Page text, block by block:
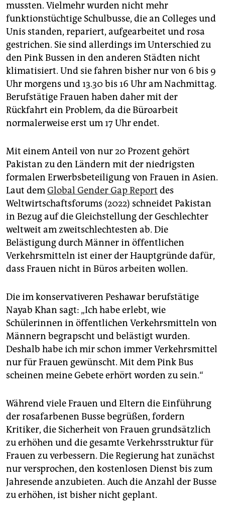
mussten. Vielmehr wurden nicht mehr
funktionstüchtige Schulbusse, die an Colleges und
Unis standen, repariert, aufgearbeitet und rosa
gestrichen. Sie sind allerdings im Unterschied zu
den Pink Bussen in den anderen Städten nicht
klimatisiert. Und sie fahren bisher nur von 6 bis 9
Uhr morgens und 13.30 bis 16 Uhr am Nachmittag.
Berufstätige Frauen haben daher mit der
Rückfahrt ein Problem, da die Büroarbeit
normalerweise erst um 17 Uhr endet.
Mit einem Anteil von nur 20 Prozent gehört
Pakistan zu den Ländern mit der niedrigsten
formalen Erwerbsbeteiligung von Frauen in Asien.
Laut demGlobal Gender Gap Report des
Weltwirtschaftsforums (2022) schneidet Pakistan
in Bezug auf die Gleichstellung der Geschlechter
weltweit am zweitschlechtesten ab. Die
Belästigung durch Männer in öffentlichen
Verkehrsmitteln ist einer der Hauptgründe dafür,
dass Frauen nicht in Büros arbeiten wollen.
Die im konservativeren Peshawar berufstätige
Nayab Khan sagt: „Ich habe erlebt, wie
Schülerinnen in öffentlichen Verkehrsmitteln von
Männern begrapscht und belästigt wurden.
Deshalb habe ich mir schon immer Verkehrsmittel
nur für Frauen gewünscht. Mit dem Pink Bus
scheinen meine Gebete erhört worden zu sein.“
Während viele Frauen und Eltern die Einführung
der rosafarbenen Busse begrüßen, fordern
Kritiker, die Sicherheit von Frauen grundsätzlich
zu erhöhen und die gesamte Verkehrsstruktur für
Frauen zu verbessern. Die Regierung hat zunächst
nur versprochen, den kostenlosen Dienst bis zum
Jahresende anzubieten. Auch die Anzahl der Busse
zu erhöhen, ist bisher nicht geplant.